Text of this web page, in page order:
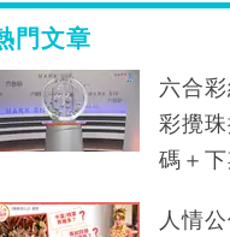
門文章
六合
彩攪
碼＋
人情